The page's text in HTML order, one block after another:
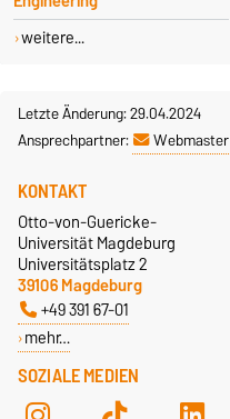
weitere...
Letzte Änderung: 29.04.2024
Ansprechpartner:
Webmaster
SOZIALE MEDIEN
KONTAKT
Otto-von-Guericke-
Universität Magdeburg
Universitätsplatz 2
39106 Magdeburg
+49 391 67-01
mehr…